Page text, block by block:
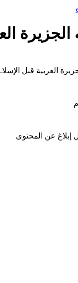
العربية قبل
عن المحتوى